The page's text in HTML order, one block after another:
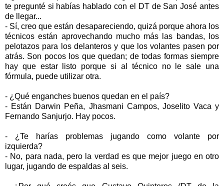
te pregunté si habías hablado con el DT de San José antes
de llegar...
- Sí, creo que están desapareciendo, quizá porque ahora los
técnicos están aprovechando mucho más las bandas, los
pelotazos para los delanteros y que los volantes pasen por
atrás. Son pocos los que quedan; de todas formas siempre
hay que estar listo porque si al técnico no le sale una
fórmula, puede utilizar otra.
- ¿Qué enganches buenos quedan en el país?
- Están Darwin Peña, Jhasmani Campos, Joselito Vaca y
Fernando Sanjurjo. Hay pocos.
- ¿Te harías problemas jugando como volante por
izquierda?
- No, para nada, pero la verdad es que mejor juego en otro
lugar, jugando de espaldas al seis.